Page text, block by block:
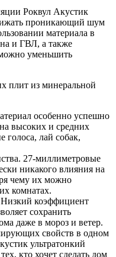
Роквул Акустик
проникающий шум
материала в
и ГВЛ, а также
уменьшить
плит из минеральной
особенно успешно
высоких и средних
голоса, лай собак,
27-миллиметровые
никакого влияния на
чему их можно
комнатах.
коэффициент
сохранить
даже в мороз и ветер.
свойств в одном
ультратонкий
кто хочет сделать дом